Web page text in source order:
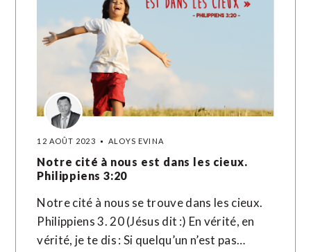
12 AOÛT 2023 ALOYS EVINA
Notre cité à nous est dans les cieux.
Philippiens 3:20
Notre cité à nous se trouve dans les cieux.
Philippiens 3. 20 (Jésus dit :) En vérité, en
vérité, je te dis : Si quelqu’un n’est pas…